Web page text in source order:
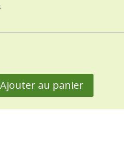
Ajouter au panier